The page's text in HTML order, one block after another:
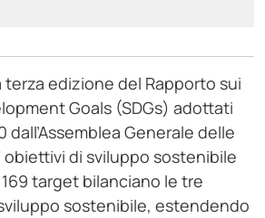
terza edizione del Rapporto sui
Goals (SDGs) adottati
dall’Assemblea Generale delle
obiettivi di sviluppo sostenibile
target bilanciano le tre
sostenibile, estendendo